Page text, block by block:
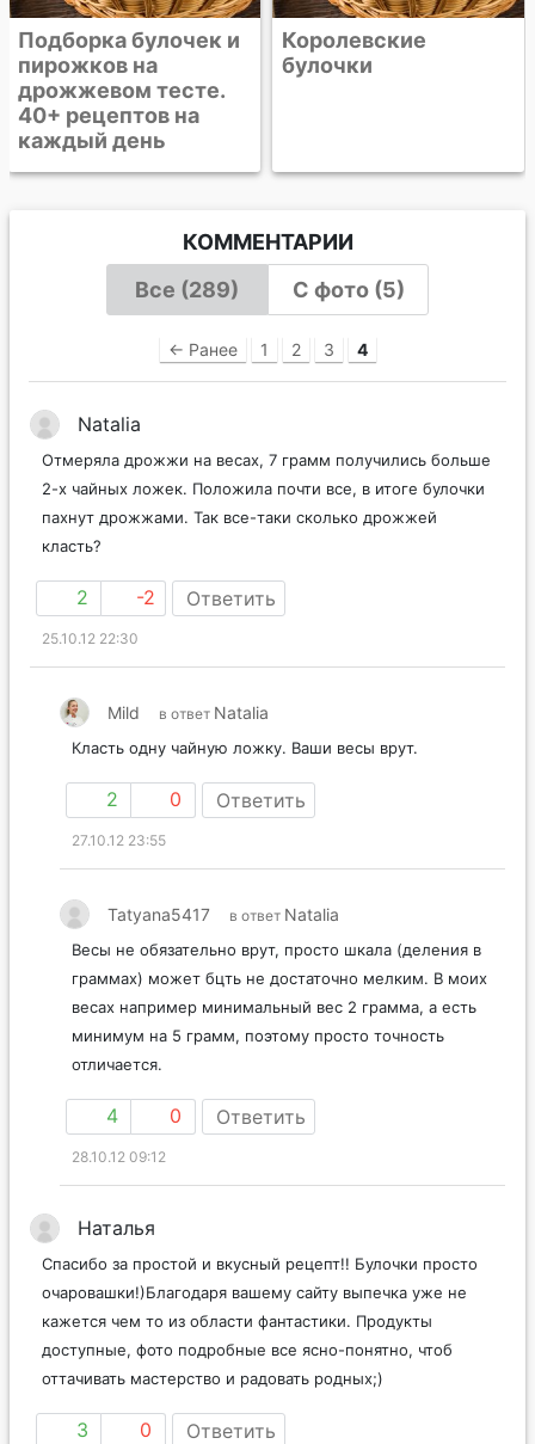
Королевские
булочки
Плетеные булочки с
кунжутом
КОММЕНТАРИИ
Все (289)
С фото (5)
← Ранее 1 2 3 4
Natalia
Отмеряла дрожжи на весах, 7 грамм получились больше
2-х чайных ложек. Положила почти все, в итоге булочки
пахнут дрожжами. Так все-таки сколько дрожжей
класть?
2 -2 Ответить
25.10.12 22:30
Mild в ответ Natalia
Класть одну чайную ложку. Ваши весы врут.
2 0 Ответить
27.10.12 23:55
Tatyana5417 в ответ Natalia
Весы не обязательно врут, просто шкала (деления в
граммах) может бцть не достаточно мелким. В моих
весах например минимальный вес 2 грамма, а есть
минимум на 5 грамм, поэтому просто точность
отличается.
4 0 Ответить
28.10.12 09:12
Наталья
Спасибо за простой и вкусный рецепт!! Булочки просто
очаровашки!)Благодаря вашему сайту выпечка уже не
кажется чем то из области фантастики. Продукты
доступные, фото подробные все ясно-понятно, чтоб
оттачивать мастерство и радовать родных;)
3 0 Ответить